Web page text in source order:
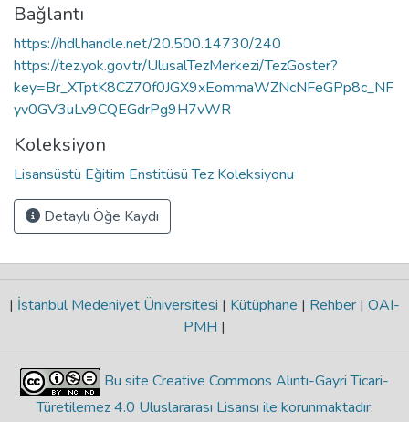
Bağlantı
https://hdl.handle.net/20.500.14730/240
https://tez.yok.gov.tr/UlusalTezMerkezi/TezGoster?
key=Br_XTptK8CZ70f0JGX9xEommaWZNcNFeGPp8c_NF
yv0GV3uLv9CQEGdrPg9H7vWR
Koleksiyon
Lisansüstü Eğitim Enstitüsü Tez Koleksiyonu
Detaylı Öğe Kaydı
| İstanbul Medeniyet Üniversitesi | Kütüphane | Rehber | OAI-
PMH |
Bu site Creative Commons Alıntı-Gayri Ticari-
Türetilemez 4.0 Uluslararası Lisansı ile korunmaktadır.